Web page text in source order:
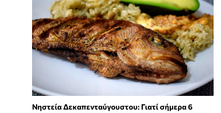
Νηστεία Δεκαπενταύγουστου: Γιατί σήμερα 6